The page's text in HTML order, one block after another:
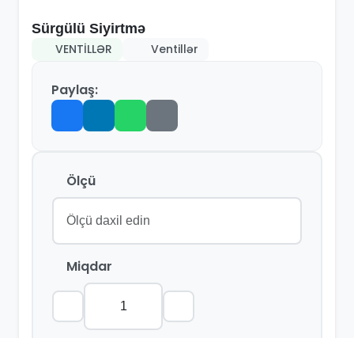
Sürgülü Siyirtmə
VENTİLLƏR
Ventillər
Paylaş:
Ölçü
Miqdar